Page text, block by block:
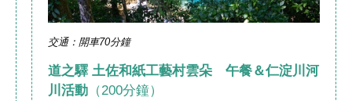
交通：開車70分鐘
道之驛 土佐和紙工藝村雲朵 午餐＆仁淀川河
川活動 （200分鐘）